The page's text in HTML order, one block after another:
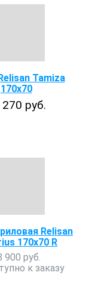
Tamiza
170x70
руб.
Relisan
170x70 R
900 руб.
к заказу